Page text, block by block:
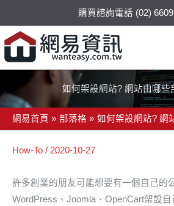
購買諮詢電話 (02)
如何架設網站? 網站由哪些
網易首頁 部落格 如何架設網站? 網
How-To / 2020-10-27
許多創業的朋友可能想要有一個自己的
WordPress、Joomla、OpenCart架設